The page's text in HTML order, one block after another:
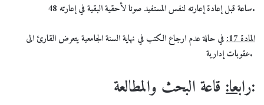
48 ساعة قبل إعادة إعارته لنفس المستفيد صونا لأحقية البقية في إعارته.
المادة 17:
في حالة عدم ارجاع الكتب في نهاية السنة الجامعية يتعرض القارئ الى
عقوبات إدارية.
رابعا:قاعة البحث والمطالعة: